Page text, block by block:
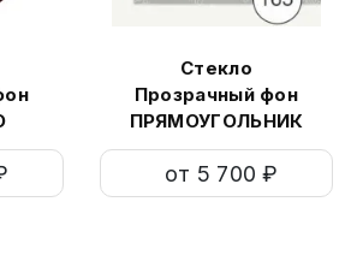
Стекло
Прозрачный фон
ПРЯМОУГОЛЬНИК
СПФОП
от 5 700 ₽